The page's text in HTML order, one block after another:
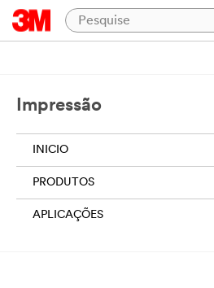
Impressão
INICIO
PRODUTOS
APLICAÇÕES